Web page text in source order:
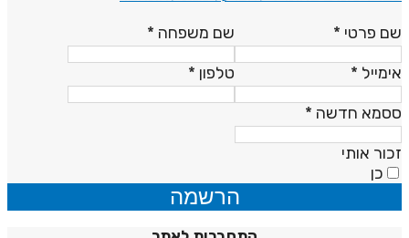
פרטי* שם משפחה*
* טלפון*
חדשה*
אותי
כן
הרשמה